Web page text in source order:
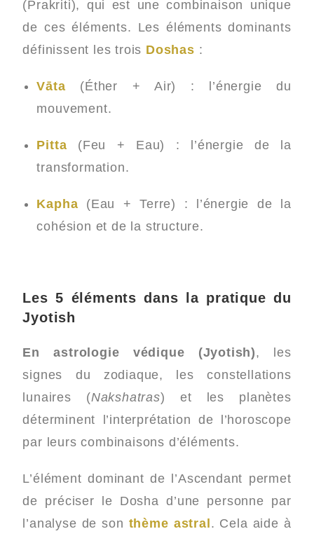
(Prakriti), qui est une combinaison unique
de ces éléments. Les éléments dominants
définissent les trois Doshas :
Vāta (Éther + Air) : l’énergie du
mouvement.
Pitta (Feu + Eau) : l’énergie de la
transformation.
Kapha (Eau + Terre) : l’énergie de la
cohésion et de la structure.
Les 5 éléments dans la pratique du
Jyotish
En astrologie védique (Jyotish), les
signes du zodiaque, les constellations
lunaires (Nakshatras) et les planètes
déterminent l’interprétation de l’horoscope
par leurs combinaisons d’éléments.
L’élément dominant de l’Ascendant permet
de préciser le Dosha d’une personne par
l’analyse de son thème astral. Cela aide à